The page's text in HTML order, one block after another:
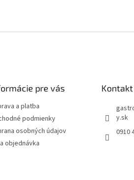
pre vás
a platba
podmienky
osobných údajov
objednávka
Kontakt
y.sk
0910